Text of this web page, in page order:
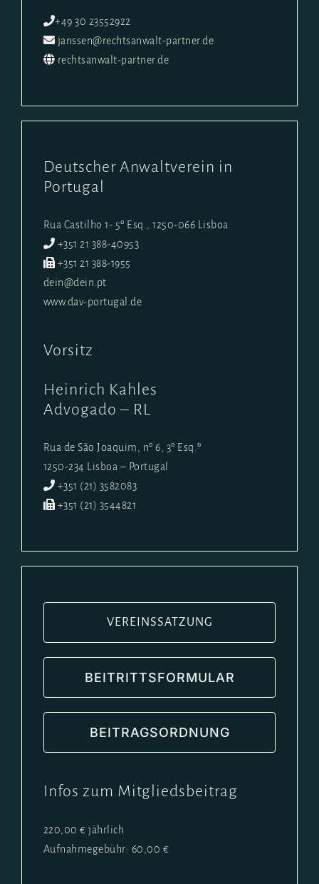
+49 30 23552922
janssen@rechtsanwalt-partner.de
rechtsanwalt-partner.de
Deutscher Anwaltverein in
Portugal
Rua Castilho 1- 5º Esq., 1250-066 Lisboa
+351 21 388-40953
+351 21 388-1955
dein@dein.pt
www.dav-portugal.de
Vorsitz
Heinrich Kahles
Advogado – RL
Rua de São Joaquim, nº 6, 3º Esq.º
1250-234 Lisboa – Portugal
+351 (21) 3582083
+351 (21) 3544821
VEREINSSATZUNG
BEITRITTSFORMULAR
BEITRAGSORDNUNG
Infos zum Mitgliedsbeitrag
220,00 € jährlich
Aufnahmegebühr: 60,00 €